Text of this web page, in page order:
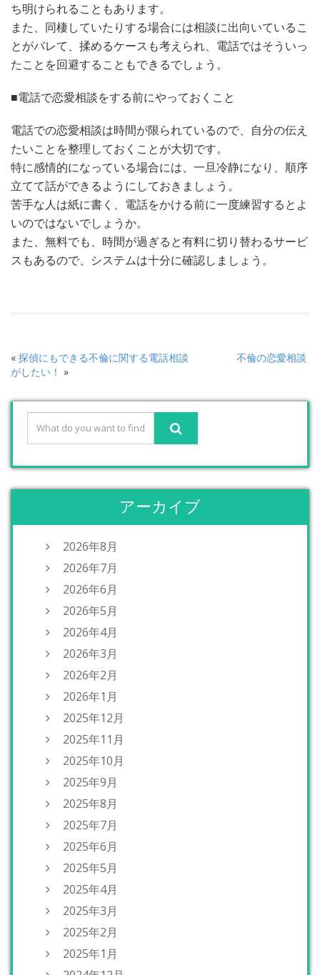
ち明けられることもあります。
また、同棲していたりする場合には相談に出向いているこ
とがバレて、揉めるケースも考えられ、電話ではそういっ
たことを回避することもできるでしょう。
■電話で恋愛相談をする前にやっておくこと
電話での恋愛相談は時間が限られているので、自分の伝え
たいことを整理しておくことが大切です。
特に感情的になっている場合には、一旦冷静になり、順序
立てて話ができるようにしておきましょう。
苦手な人は紙に書く、電話をかける前に一度練習するとよ
いのではないでしょうか。
また、無料でも、時間が過ぎると有料に切り替わるサービ
スもあるので、システムは十分に確認しましょう。
« 探偵にもできる不倫に関する電話相談
不倫の恋愛相談
がしたい！ »
アーカイブ
2026年8月
2026年7月
2026年6月
2026年5月
2026年4月
2026年3月
2026年2月
2026年1月
2025年12月
2025年11月
2025年10月
2025年9月
2025年8月
2025年7月
2025年6月
2025年5月
2025年4月
2025年3月
2025年2月
2025年1月